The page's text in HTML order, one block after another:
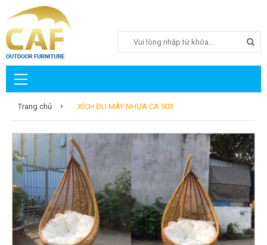
Trang chủ XÍCH ĐU MÂY NHỰA CA 903